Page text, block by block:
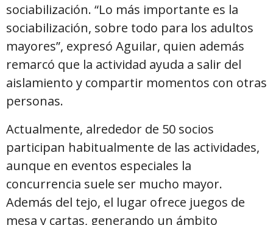
sociabilización. “Lo más importante es la
sociabilización, sobre todo para los adultos
mayores”, expresó Aguilar, quien además
remarcó que la actividad ayuda a salir del
aislamiento y compartir momentos con otras
personas.
Actualmente, alrededor de 50 socios
participan habitualmente de las actividades,
aunque en eventos especiales la
concurrencia suele ser mucho mayor.
Además del tejo, el lugar ofrece juegos de
mesa y cartas, generando un ámbito